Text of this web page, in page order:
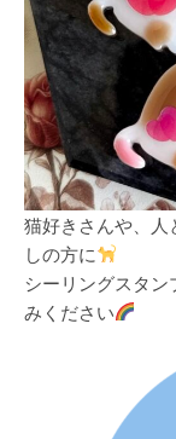
猫好きさんや、人
しの方に
シーリングスタ
みください